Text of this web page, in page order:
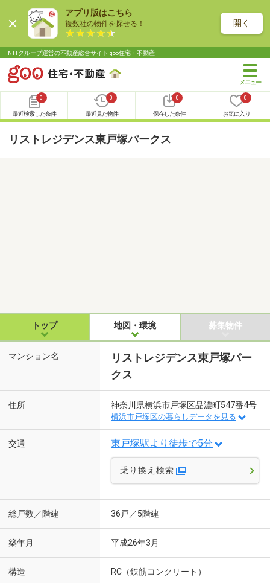
アプリ版はこちら
複数社の物件を探せる！ 開く
NTTグループ運営の不動産総合サイト goo住宅・不動産
0
最近検索した条件
0
最近見た物件
0
保存した条件
0
お気に入り
リストレジデンス東戸塚パークス
トップ 地図・環境 募集物件
マンション名
リストレジデンス東戸塚パー
クス
住所 神奈川県横浜市戸塚区品濃町547番4号
横浜市戸塚区の暮らしデータを見る
交通 東戸塚駅より徒歩で5分
乗り換え検索
総戸数／階建 36戸／5階建
築年月 平成26年3月
構造 RC（鉄筋コンクリート）